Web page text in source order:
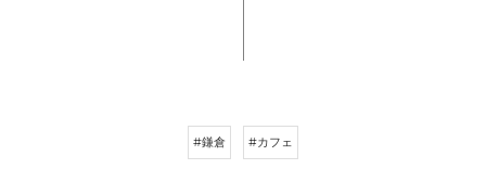
#鎌倉 #カフェ